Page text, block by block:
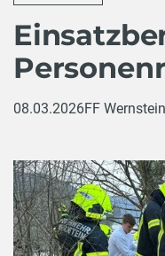
08.03.2026FF